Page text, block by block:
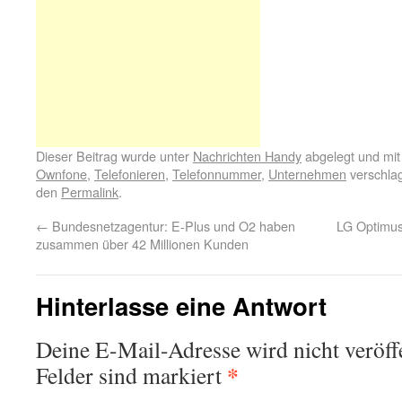
Dieser Beitrag wurde unter Nachrichten Handyabgelegt und
Ownfone, Telefonieren, Telefonnummer, Unternehmen
den Permalink.
← Bundesnetzagentur: E-Plus und O2 haben
zusammen über 42 Millionen Kunden
LG
Hinterlasse eine Antwort
Deine E-Mail-Adresse wird nicht
Felder sind markiert *